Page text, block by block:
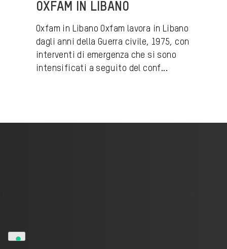
OXFAM IN LIBANO
Oxfam in Libano Oxfam lavora in Libano
dagli anni della Guerra civile, 1975, con
interventi di emergenza che si sono
intensificati a seguito del conf...